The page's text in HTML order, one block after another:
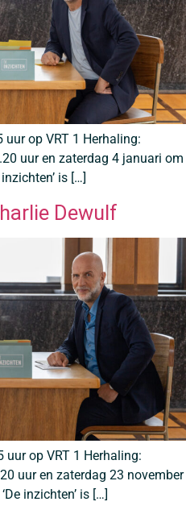
op VRT 1 Herhaling:
uur en zaterdag 4 januari om
is […]
Dewulf
op VRT 1 Herhaling:
uur en zaterdag 23 november
inzichten’ is […]